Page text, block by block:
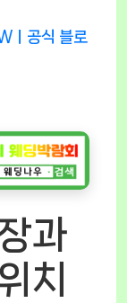
ㅣ공식 블로
과
치